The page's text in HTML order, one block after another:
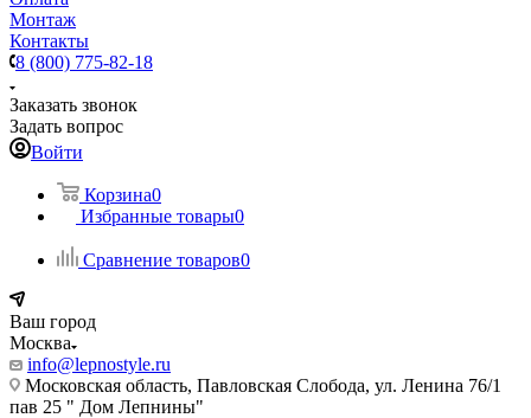
Монтаж
Контакты
8 (800) 775-82-18
Заказать звонок
Задать вопрос
Войти
Корзина0
Избранные товары0
Сравнение товаров0
Ваш город
Москва
info@lepnostyle.ru
Московская область, Павловская Слобода, ул. Ленина 76/1
пав 25 " Дом Лепнины"